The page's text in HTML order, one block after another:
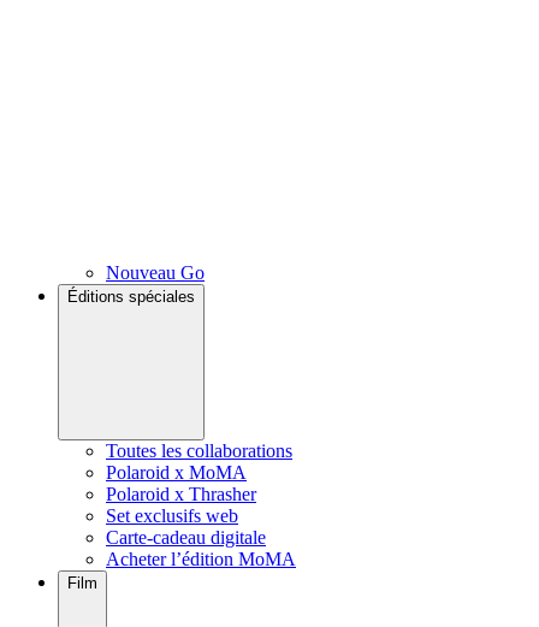
Nouveau Go
Éditions spéciales
Toutes les collaborations
Polaroid x MoMA
Polaroid x Thrasher
Set exclusifs web
Carte-cadeau digitale
Acheter l’édition MoMA
Film